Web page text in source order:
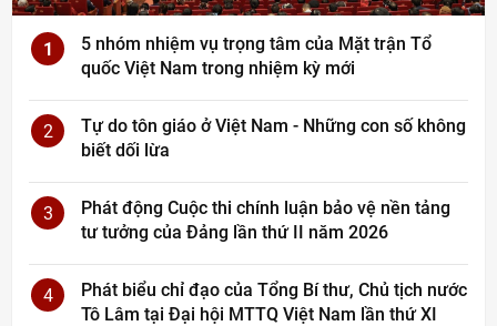
1
5 nhóm nhiệm vụ trọng tâm của Mặt trận Tổ
quốc Việt Nam trong nhiệm kỳ mới
2
Tự do tôn giáo ở Việt Nam - Những con số không
biết dối lừa
3
Phát động Cuộc thi chính luận bảo vệ nền tảng
tư tưởng của Đảng lần thứ II năm 2026
4
Phát biểu chỉ đạo của Tổng Bí thư, Chủ tịch nước
Tô Lâm tại Đại hội MTTQ Việt Nam lần thứ XI